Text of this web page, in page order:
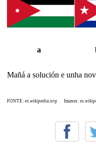
a
Mañá a solución e unha
FONTE: es.wikipedia.org Imaxes: